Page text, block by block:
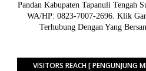
Pandan Kabupaten Tapanuli Tengah
WA/HP: 0823-7007-2696. Klik
Terhubung Dengan Yang
VISITORS REACH [ PENGUNJUNG